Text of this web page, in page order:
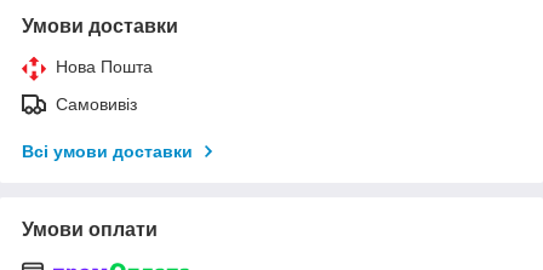
Умови доставки
Нова Пошта
Самовивіз
Всі умови доставки
Умови оплати